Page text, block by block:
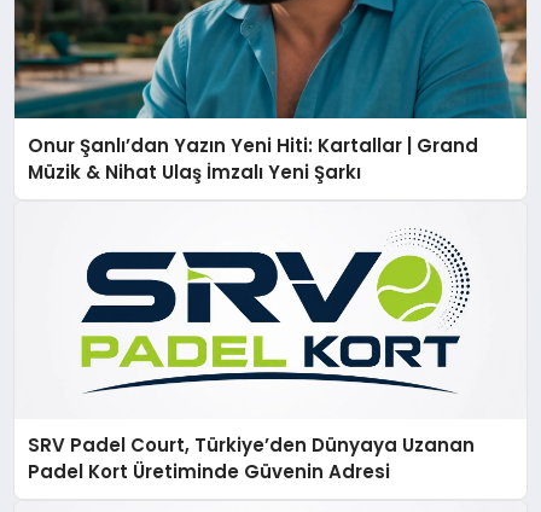
Onur Şanlı’dan Yazın Yeni Hiti: Kartallar | Grand
Müzik & Nihat Ulaş İmzalı Yeni Şarkı
SRV Padel Court, Türkiye’den Dünyaya Uzanan
Padel Kort Üretiminde Güvenin Adresi